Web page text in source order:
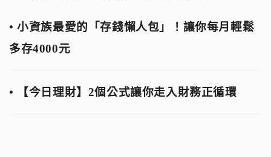
• 小資族最愛的「存錢懶人包」！讓你每月輕鬆
多存4000元
• 【今日理財】2個公式讓你走入財務正循環